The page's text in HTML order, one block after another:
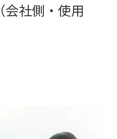
会社側・使用